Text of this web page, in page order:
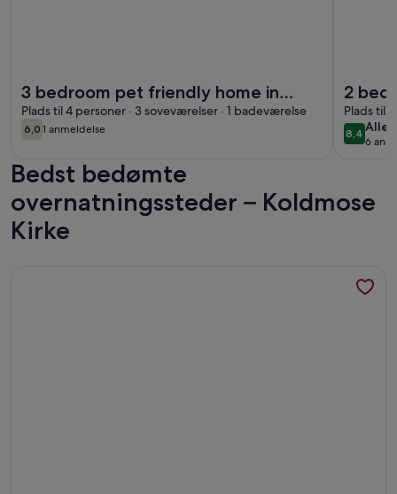
3 bedroom pet friendly home in
Frøstrup
Plads til 4 personer · 3 soveværelser · 1 badeværelse
6,06,0 ud af 10
1 anmeldelse
(1
2
Plads til
8,48,4 ud
6
(6
Bedst bedømte
overnatningssteder – Koldmose
Kirke
Flere oplysninger om Hyggeligt hus nær strand og skov